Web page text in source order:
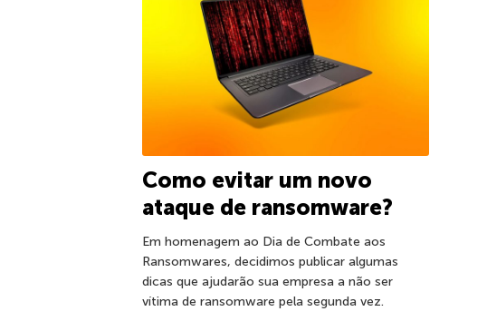
Como evitar um novo
ataque de ransomware?
Em homenagem ao Dia de Combate aos
Ransomwares, decidimos publicar algumas
dicas que ajudarão sua empresa a não ser
vítima de ransomware pela segunda vez.